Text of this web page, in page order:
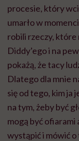
procesie, który
umarło w
robili rzeczy, które
Diddy’ego i na
pokażą, że tacy
Dlatego dla mnie
się od tego, kim ja
na tym, żeby być
mogą być ofiarami
wystąpić i mówić o